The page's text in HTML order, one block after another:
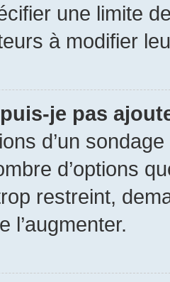
une limite
à modifier
je pas
d’un
d’options
restreint,
l’augmenter.